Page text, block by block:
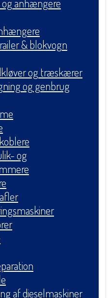
og anhængere
& blokvogn
og træskærer
og genbrug
og
af dieselmaskiner